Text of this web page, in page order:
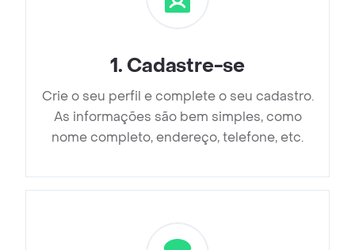
1. Cadastre-se
Crie o seu perfil e complete o seu cadastro.
As informações são bem simples, como
nome completo, endereço, telefone, etc.